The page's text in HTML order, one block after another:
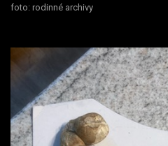
foto: rodinné archivy